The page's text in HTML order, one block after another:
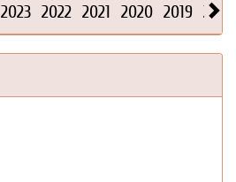
2023 2022 2021 2020 2019 2018